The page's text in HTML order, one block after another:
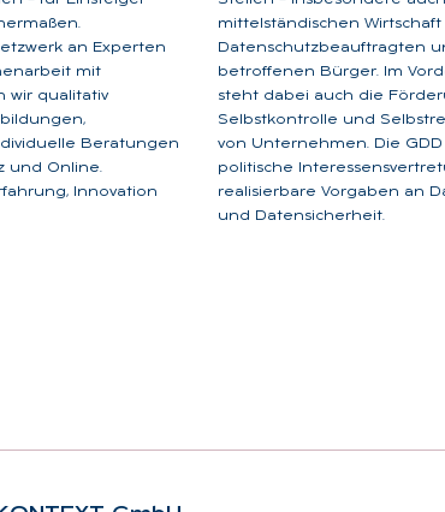
an Experten
mit
wir qualitativ
Beratungen
und Online.
Innovation
mittelständischen Wirtschaft
Datenschutzbeauftragten
betroffenen Bürger. Im
steht dabei auch die
Selbstkontrolle und
von Unternehmen. Die
politische
realisierbare Vorgaben an
und Datensicherheit.